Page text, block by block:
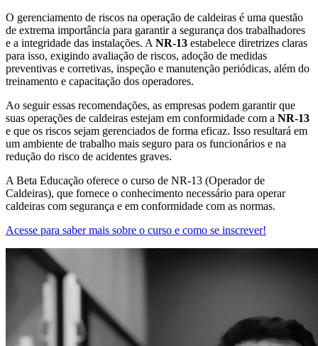
O gerenciamento de riscos na operação de caldeiras é uma questão
de extrema importância para garantir a segurança dos trabalhadores
e a integridade das instalações. A NR-13 estabelece diretrizes claras
para isso, exigindo avaliação de riscos, adoção de medidas
preventivas e corretivas, inspeção e manutenção periódicas, além do
treinamento e capacitação dos operadores.
Ao seguir essas recomendações, as empresas podem garantir que
suas operações de caldeiras estejam em conformidade com a NR-13
e que os riscos sejam gerenciados de forma eficaz. Isso resultará em
um ambiente de trabalho mais seguro para os funcionários e na
redução do risco de acidentes graves.
A Beta Educação oferece o curso de NR-13 (Operador de
Caldeiras), que fornece o conhecimento necessário para operar
caldeiras com segurança e em conformidade com as normas.
Acesse para saber mais sobre o curso e como se inscrever!